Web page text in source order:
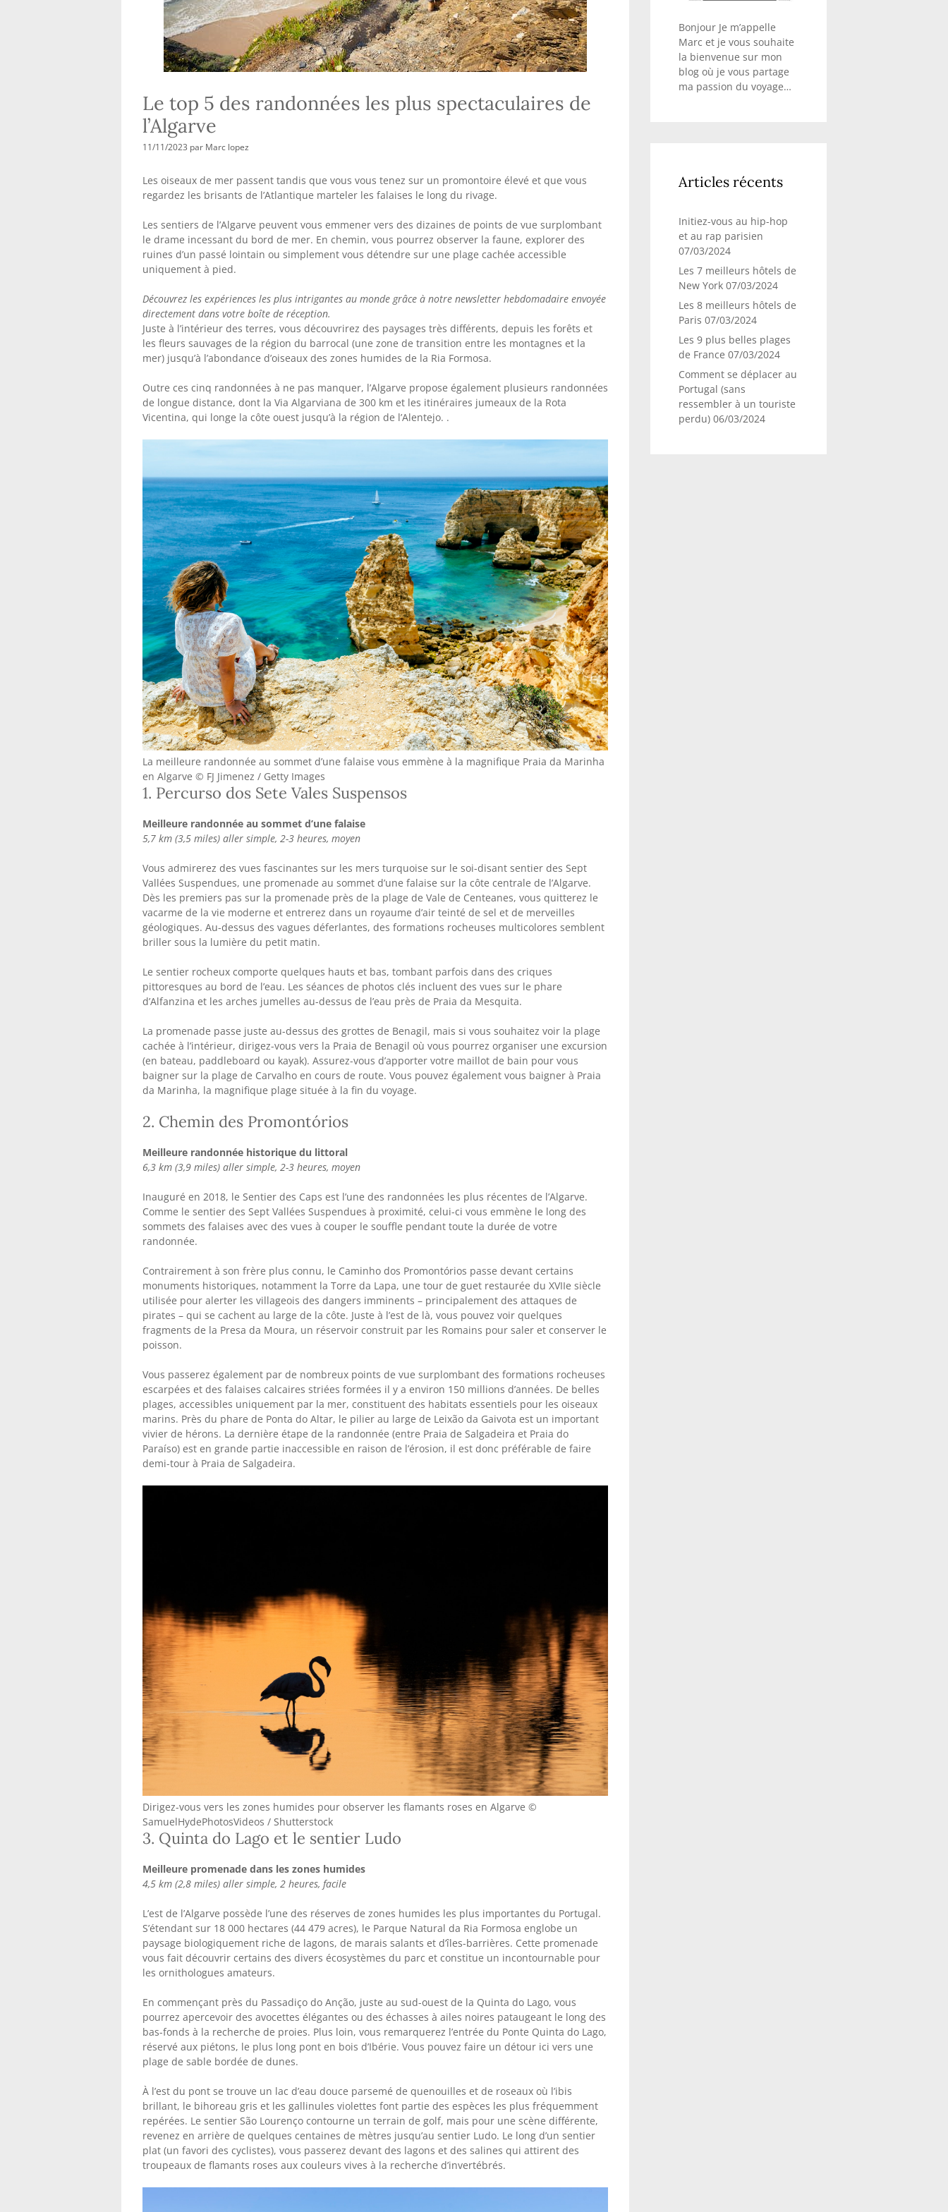
Le top 5 des randonnées les plus spectaculaires de
l’Algarve
11/11/2023 par Marc lopez
Les oiseaux de mer passent tandis que vous vous tenez sur un promontoire élevé et que vous
regardez les brisants de l’Atlantique marteler les falaises le long du rivage.
Les sentiers de l’Algarve peuvent vous emmener vers des dizaines de points de vue surplombant
le drame incessant du bord de mer. En chemin, vous pourrez observer la faune, explorer des
ruines d’un passé lointain ou simplement vous détendre sur une plage cachée accessible
uniquement à pied.
Découvrez les expériences les plus intrigantes au monde grâce à notre newsletter hebdomadaire envoyée
directement dans votre boîte de réception.
Juste à l’intérieur des terres, vous découvrirez des paysages très différents, depuis les forêts et
les fleurs sauvages de la région du barrocal (une zone de transition entre les montagnes et la
mer) jusqu’à l’abondance d’oiseaux des zones humides de la Ria Formosa.
Outre ces cinq randonnées à ne pas manquer, l’Algarve propose également plusieurs randonnées
de longue distance, dont la Via Algarviana de 300 km et les itinéraires jumeaux de la Rota
Vicentina, qui longe la côte ouest jusqu’à la région de l’Alentejo. .
La meilleure randonnée au sommet d’une falaise vous emmène à la magnifique Praia da Marinha
en Algarve © FJ Jimenez / Getty Images
1. Percurso dos Sete Vales Suspensos
Meilleure randonnée au sommet d’une falaise
5,7 km (3,5 miles) aller simple, 2-3 heures, moyen
Vous admirerez des vues fascinantes sur les mers turquoise sur le soi-disant sentier des Sept
Vallées Suspendues, une promenade au sommet d’une falaise sur la côte centrale de l’Algarve.
Dès les premiers pas sur la promenade près de la plage de Vale de Centeanes, vous quitterez le
vacarme de la vie moderne et entrerez dans un royaume d’air teinté de sel et de merveilles
géologiques. Au-dessus des vagues déferlantes, des formations rocheuses multicolores semblent
briller sous la lumière du petit matin.
Le sentier rocheux comporte quelques hauts et bas, tombant parfois dans des criques
pittoresques au bord de l’eau. Les séances de photos clés incluent des vues sur le phare
d’Alfanzina et les arches jumelles au-dessus de l’eau près de Praia da Mesquita.
La promenade passe juste au-dessus des grottes de Benagil, mais si vous souhaitez voir la plage
cachée à l’intérieur, dirigez-vous vers la Praia de Benagil où vous pourrez organiser une excursion
(en bateau, paddleboard ou kayak). Assurez-vous d’apporter votre maillot de bain pour vous
baigner sur la plage de Carvalho en cours de route. Vous pouvez également vous baigner à Praia
da Marinha, la magnifique plage située à la fin du voyage.
2. Chemin des Promontórios
Meilleure randonnée historique du littoral
6,3 km (3,9 miles) aller simple, 2-3 heures, moyen
Inauguré en 2018, le Sentier des Caps est l’une des randonnées les plus récentes de l’Algarve.
Comme le sentier des Sept Vallées Suspendues à proximité, celui-ci vous emmène le long des
sommets des falaises avec des vues à couper le souffle pendant toute la durée de votre
randonnée.
Contrairement à son frère plus connu, le Caminho dos Promontórios passe devant certains
monuments historiques, notamment la Torre da Lapa, une tour de guet restaurée du XVIIe siècle
utilisée pour alerter les villageois des dangers imminents – principalement des attaques de
pirates – qui se cachent au large de la côte. Juste à l’est de là, vous pouvez voir quelques
fragments de la Presa da Moura, un réservoir construit par les Romains pour saler et conserver le
poisson.
Vous passerez également par de nombreux points de vue surplombant des formations rocheuses
escarpées et des falaises calcaires striées formées il y a environ 150 millions d’années. De belles
plages, accessibles uniquement par la mer, constituent des habitats essentiels pour les oiseaux
marins. Près du phare de Ponta do Altar, le pilier au large de Leixão da Gaivota est un important
vivier de hérons. La dernière étape de la randonnée (entre Praia de Salgadeira et Praia do
Paraíso) est en grande partie inaccessible en raison de l’érosion, il est donc préférable de faire
demi-tour à Praia de Salgadeira.
Dirigez-vous vers les zones humides pour observer les flamants roses en Algarve ©
SamuelHydePhotosVideos / Shutterstock
3. Quinta do Lago et le sentier Ludo
Meilleure promenade dans les zones humides
4,5 km (2,8 miles) aller simple, 2 heures, facile
L’est de l’Algarve possède l’une des réserves de zones humides les plus importantes du Portugal.
S’étendant sur 18 000 hectares (44 479 acres), le Parque Natural da Ria Formosa englobe un
paysage biologiquement riche de lagons, de marais salants et d’îles-barrières. Cette promenade
vous fait découvrir certains des divers écosystèmes du parc et constitue un incontournable pour
les ornithologues amateurs.
En commençant près du Passadiço do Anção, juste au sud-ouest de la Quinta do Lago, vous
pourrez apercevoir des avocettes élégantes ou des échasses à ailes noires pataugeant le long des
bas-fonds à la recherche de proies. Plus loin, vous remarquerez l’entrée du Ponte Quinta do Lago,
réservé aux piétons, le plus long pont en bois d’Ibérie. Vous pouvez faire un détour ici vers une
plage de sable bordée de dunes.
À l’est du pont se trouve un lac d’eau douce parsemé de quenouilles et de roseaux où l’ibis
brillant, le bihoreau gris et les gallinules violettes font partie des espèces les plus fréquemment
repérées. Le sentier São Lourenço contourne un terrain de golf, mais pour une scène différente,
revenez en arrière de quelques centaines de mètres jusqu’au sentier Ludo. Le long d’un sentier
plat (un favori des cyclistes), vous passerez devant des lagons et des salines qui attirent des
troupeaux de flamants roses aux couleurs vives à la recherche d’invertébrés.
Bonjour Je m’appelle
Marc et je vous souhaite
la bienvenue sur mon
blog où je vous partage
ma passion du voyage…
Articles récents
Initiez-vous au hip-hop
et au rap parisien
07/03/2024
Les 7 meilleurs hôtels de
New York 07/03/2024
Les 8 meilleurs hôtels de
Paris 07/03/2024
Les 9 plus belles plages
de France 07/03/2024
Comment se déplacer au
Portugal (sans
ressembler à un touriste
perdu) 06/03/2024